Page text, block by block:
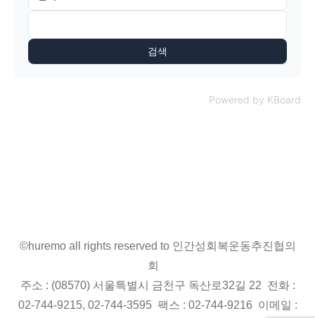
검색
Powered by KBoard
©huremo all rights reserved to 인간성회복운동추진협의
회
주소 : (08570) 서울특별시 금천구 독산로32길 22 전화 :
02-744-9215, 02-744-3595 팩스 : 02-744-9216 이메일 :